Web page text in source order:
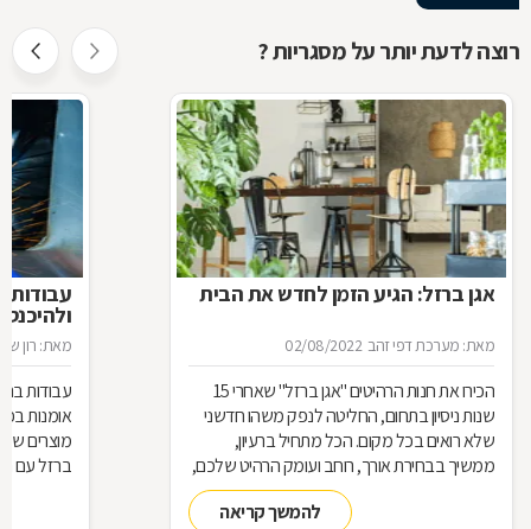
רוצה לדעת יותר על מסגריות ?
אגן ברזל: הגיע הזמן לחדש את הבית
מאת: מערכת דפי זהב 02/08/2022
הכירו את חנות הרהיטים ''אגן ברזל'' שאחרי 15
שנות ניסיון בתחום, החליטה לנפק משהו חדשני
שלא רואים בכל מקום. הכל מתחיל ברעיון,
ממשיך בבחירת אורך, רוחב ועומק הרהיט שלכם,
ממשיך בייצור מקורי ממיטב חומרי הגלם ומסתיים
ביצירת הפתרון המרשים והמעשי ביותר עבורכם
להמשך קריאה
עבודות
מאת: רון
עבודות
אומנות
מוצרים
ברזל עם